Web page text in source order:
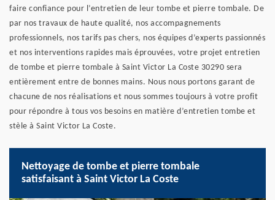
faire confiance pour l’entretien de leur tombe et pierre tombale. De
par nos travaux de haute qualité, nos accompagnements
professionnels, nos tarifs pas chers, nos équipes d’experts passionnés
et nos interventions rapides mais éprouvées, votre projet entretien
de tombe et pierre tombale à Saint Victor La Coste 30290 sera
entièrement entre de bonnes mains. Nous nous portons garant de
chacune de nos réalisations et nous sommes toujours à votre profit
pour répondre à tous vos besoins en matière d’entretien tombe et
stèle à Saint Victor La Coste.
Nettoyage de tombe et pierre tombale
satisfaisant à Saint Victor La Coste